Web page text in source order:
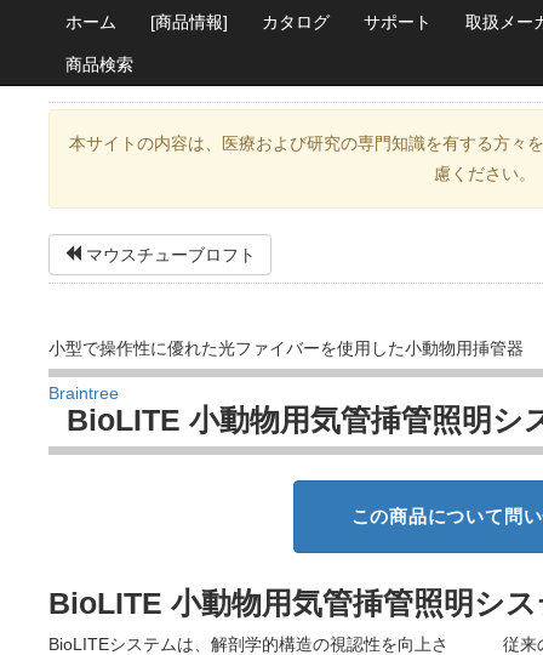
ホーム [商品情報] カタログ サポート 取扱メー
商品検索
本サイトの内容は、医療および研究の専門知識を有する方々
慮ください。
マウスチューブロフト
小型で操作性に優れた光ファイバーを使用した小動物用挿管器
Braintree
BioLITE 小動物用気管挿管照明シ
この商品について問
BioLITE 小動物用気管挿管照明シ
BioLITEシステムは、解剖学的構造の視認性を向上さ
従来